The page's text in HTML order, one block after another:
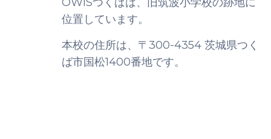
位置しています。
本校の住所は、〒300-4354 茨城県つく
ば市国松1400番地です。